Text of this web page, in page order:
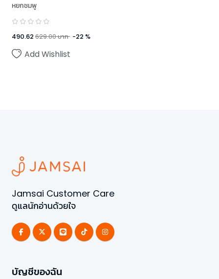
หยกชมพู
490.62 629.00บาท -22 %
Add Wishlist
Jamsai Customer Care
ดูแลนักอ่านด้วยใจ
บัญชีของฉัน